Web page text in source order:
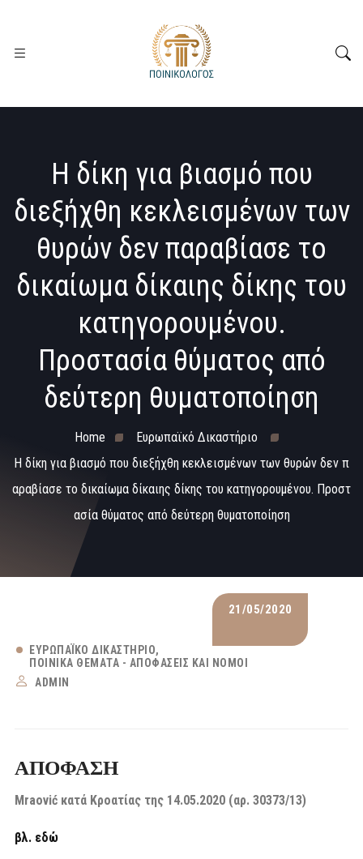
Η δίκη για βιασμό που
διεξήχθη κεκλεισμένων των
θυρών δεν παραβίασε το
δικαίωμα δίκαιης δίκης του
κατηγορουμένου.
Προστασία θύματος από
δεύτερη θυματοποίηση
Home
Ευρωπαϊκό Δικαστήριο
Η δίκη για βιασμό που διεξήχθη κεκλεισμένων των θυρών δεν π
αραβίασε το δικαίωμα δίκαιης δίκης του κατηγορουμένου. Προστ
ασία θύματος από δεύτερη θυματοποίηση
21/05/2020
ΕΥΡΩΠΑΪΚΌ ΔΙΚΑΣΤΉΡΙΟ
ΠΟΙΝΙΚΆ ΘΈΜΑΤΑ - ΑΠΟΦΆΣΕΙΣ ΚΑΙ ΝΌΜΟΙ
ADMIN
ΑΠΟΦΑΣΗ
Mraović κατά Κροατίας της 14.05.2020 (αρ. 30373/13)
βλ. εδώ